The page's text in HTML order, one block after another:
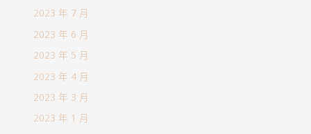
2023 年 7 月
2023 年 6 月
2023 年 5 月
2023 年 4 月
2023 年 3 月
2023 年 1 月